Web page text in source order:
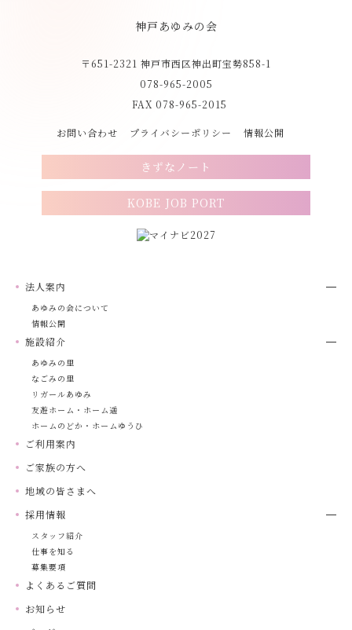
神戸あゆみの会
〒651-2321 神戸市西区神出町宝勢858-1
078-965-2005
FAX 078-965-2015
お問い合わせ プライバシーポリシー 情報公開
きずなノート
KOBE JOB PORT
法人案内
あゆみの会について
情報公開
施設紹介
あゆみの里
なごみの里
リガールあゆみ
友遊ホーム・ホーム遥
ホームのどか・ホームゆうひ
ご利用案内
ご家族の方へ
地域の皆さまへ
採用情報
スタッフ紹介
仕事を知る
募集要項
よくあるご質問
お知らせ